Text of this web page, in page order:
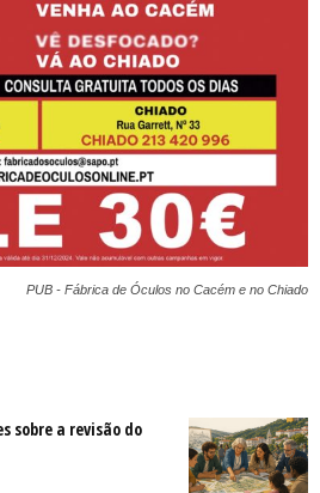
PUB - Fábrica de Óculos no Cacém e no Chiado
sobre a revisão do